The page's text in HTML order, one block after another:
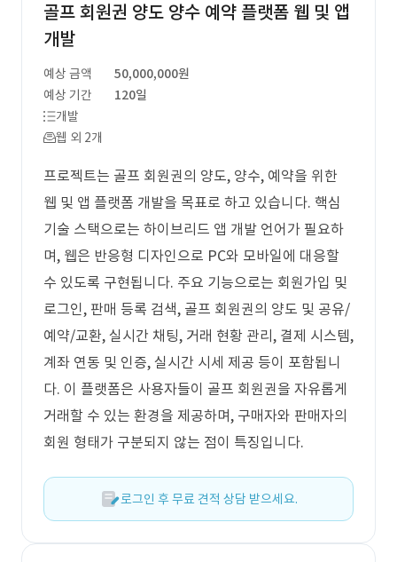
골프 회원권 양도 양수 예약 플랫폼 웹 및 앱
개발
예상 금액
50,000,000원
예상 기간
120일
개발
웹 외 2개
프로젝트는 골프 회원권의 양도, 양수, 예약을 위한
웹 및 앱 플랫폼 개발을 목표로 하고 있습니다. 핵심
기술 스택으로는 하이브리드 앱 개발 언어가 필요하
며, 웹은 반응형 디자인으로 PC와 모바일에 대응할
수 있도록 구현됩니다. 주요 기능으로는 회원가입 및
로그인, 판매 등록 검색, 골프 회원권의 양도 및 공유/
예약/교환, 실시간 채팅, 거래 현황 관리, 결제 시스템,
계좌 연동 및 인증, 실시간 시세 제공 등이 포함됩니
다. 이 플랫폼은 사용자들이 골프 회원권을 자유롭게
거래할 수 있는 환경을 제공하며, 구매자와 판매자의
회원 형태가 구분되지 않는 점이 특징입니다.
로그인 후 무료 견적 상담 받으세요.